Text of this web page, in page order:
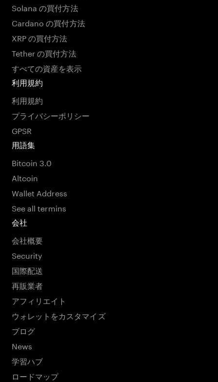
Solana の買付方法
Cardano の買付方法
XRP の買付方法
Tether の買付方法
すべての資産を表示
利用規約
利用規約
プライバシーポリシー
GPSR
用語集
Bitcoin 3.0
Altcoin
Wallet Address
See all termins
会社
会社概要
Security
国際配送
再販業者
アフィリエイト
ウォレットをカスタマイズ
ブログ
News
学習ハブ
ロードマップ